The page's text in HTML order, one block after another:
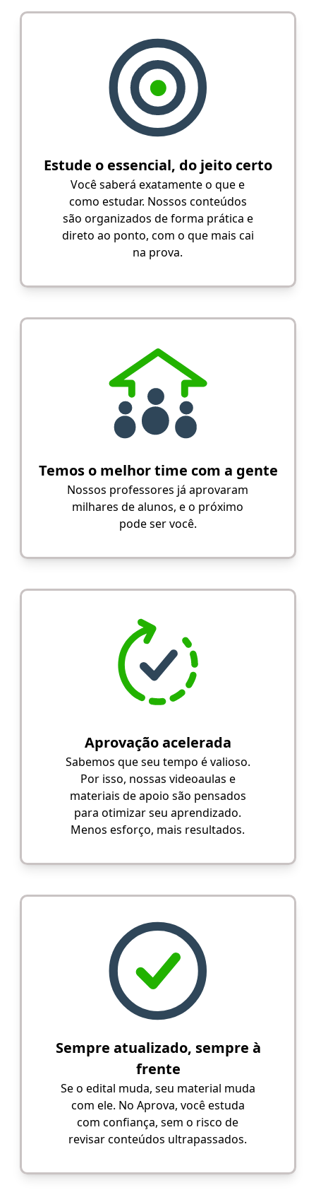
Estude o essencial, do jeito certo
Você saberá exatamente o que e
como estudar. Nossos conteúdos
são organizados de forma prática e
direto ao ponto, com o que mais cai
na prova.
Temos o melhor time com a gente
Nossos professores já aprovaram
milhares de alunos, e o próximo
pode ser você.
Aprovação acelerada
Sabemos que seu tempo é valioso.
Por isso, nossas videoaulas e
materiais de apoio são pensados
para otimizar seu aprendizado.
Menos esforço, mais resultados.
Sempre atualizado, sempre à
frente
Se o edital muda, seu material muda
com ele. No Aprova, você estuda
com confiança, sem o risco de
revisar conteúdos ultrapassados.